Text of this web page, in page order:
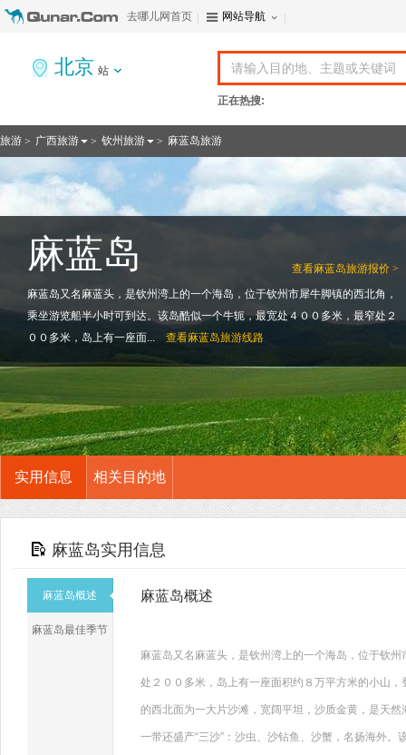
去哪儿网首页 网站导航
北京 站
正在热搜:
旅游 > 广西旅游 > 钦州旅游 > 麻蓝岛旅游
查看麻蓝岛旅游报价 >
麻蓝岛
麻蓝岛又名麻蓝头，是钦州湾上的一个海岛，位于钦州市犀牛脚镇的西北角，
乘坐游览船半小时可到达。该岛酷似一个牛轭，最宽处４００多米，最窄处２
００多米，岛上有一座面...
查看麻蓝岛旅游线路
实用信息 相关目的地
麻蓝岛实用信息
麻蓝岛概述
麻蓝岛最佳季节
麻蓝岛概述
麻蓝岛又名麻蓝头，是钦州湾上的一个海岛，位于钦
处２００多米，岛上有一座面积约８万平方米的小山
的西北面为一大片沙滩，宽阔平坦，沙质金黄，是天
一带还盛产“三沙”：沙虫、沙钻鱼、沙蟹，名扬海外